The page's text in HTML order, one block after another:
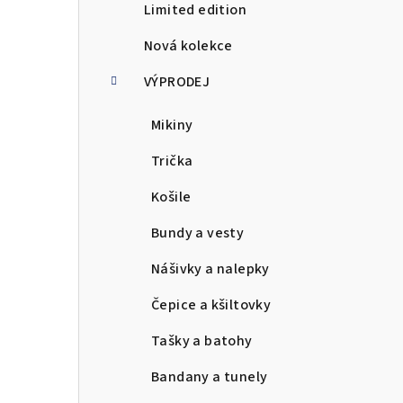
Limited edition
Nová kolekce
VÝPRODEJ
Mikiny
Trička
Košile
Bundy a vesty
Nášivky a nalepky
Čepice a kšiltovky
Tašky a batohy
Bandany a tunely